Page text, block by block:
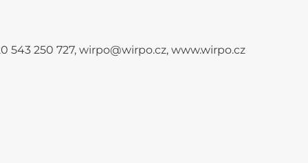
543 250 727, wirpo@wirpo.cz, www.wirpo.cz